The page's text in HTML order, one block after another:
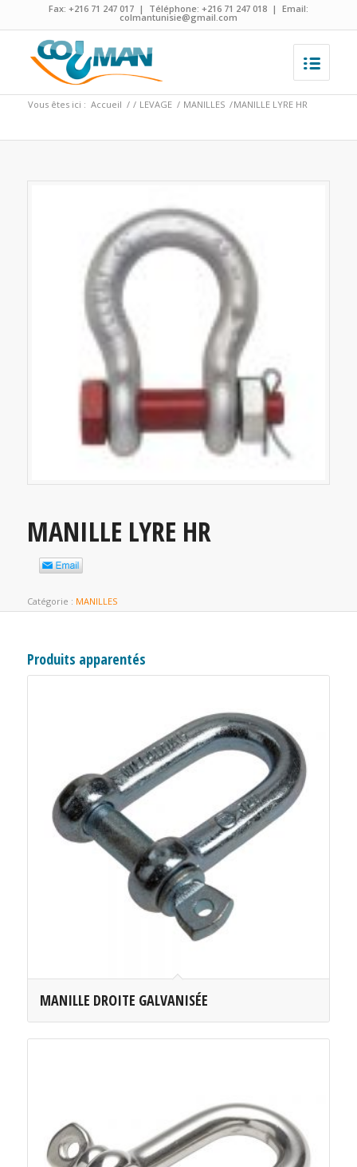
Fax: +216 71 247 017 | Téléphone: +216 71 247 018 | Email:
colmantunisie@gmail.com
Vous êtes ici : Accueil / / LEVAGE / MANILLES /MANILLE LYRE HR
MANILLE LYRE HR
Catégorie : MANILLES
Produits apparentés
MANILLE DROITE GALVANISÉE